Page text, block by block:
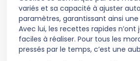
variés et sa capacité à ajuster
paramètres, garantissant ainsi
Avec lui, les recettes rapides n’ont
faciles à réaliser. Pour tous les
pressés par le temps, c’est une